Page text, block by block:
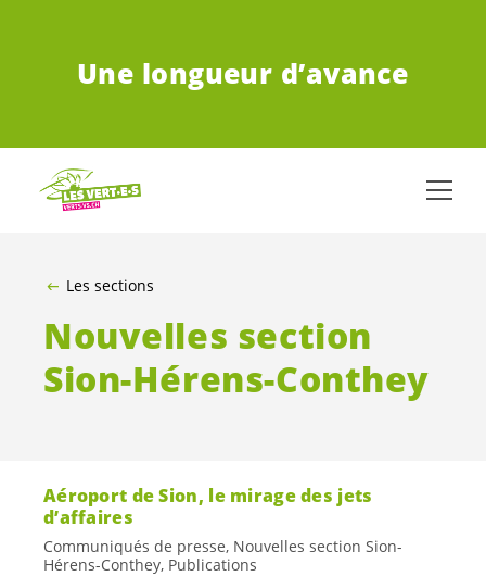
Une longueur d’avance
Les sections
Nouvelles section
Sion-Hérens-Conthey
Aéroport de Sion, le mirage des jets
d’affaires
Communiqués de presse, Nouvelles section Sion-
Hérens-Conthey, Publications